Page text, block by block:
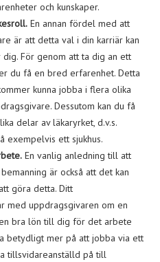
och kunskaper.
En annan fördel med att
är att detta val i din karriär kan
För genom att ta dig an ett
du få en bred erfarenhet. Detta
kunna jobba i flera olika
Dessutom kan du få
delar av läkaryrket, d.v.s.
exempelvis ett sjukhus.
En vanlig anledning till att
är också att det kan
göra detta. Ditt
med uppdragsgivaren om en
bra lön till dig för det arbete
betydligt mer på att jobba via ett
tillsvidareanställd på till